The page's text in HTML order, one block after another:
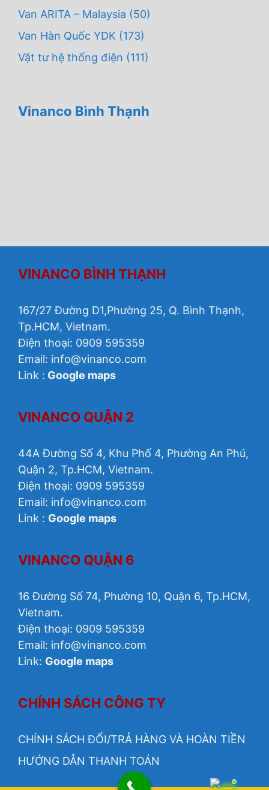
Van ARITA – Malaysia (50)
Van Hàn Quốc YDK (173)
Vật tư hệ thống điện (111)
Vinanco Bình Thạnh
VINANCO BÌNH THẠNH
167/27 Đường D1,Phường 25, Q. Bình Thạnh,
Tp.HCM, Vietnam.
Điện thoại: 0909 595359
Email: info@vinanco.com
Link : Google maps
VINANCO QUẬN 2
44A Đường Số 4, Khu Phố 4, Phường An Phú,
Quận 2, Tp.HCM, Vietnam.
Điện thoại: 0909 595359
Email: info@vinanco.com
Link : Google maps
VINANCO QUẬN 6
16 Đường Số 74, Phường 10, Quận 6, Tp.HCM,
Vietnam.
Điện thoại: 0909 595359
Email: info@vinanco.com
Link: Google maps
CHÍNH SÁCH CÔNG TY
CHÍNH SÁCH ĐỔI/TRẢ HÀNG VÀ HOÀN TIỀN
HƯỚNG DẪN THANH TOÁN